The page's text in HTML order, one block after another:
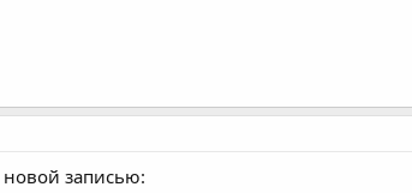
новой записью: